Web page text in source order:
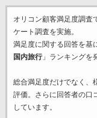
オリコン顧客満足度調査
ケート調査を実施。
満足度に関する回答を基
国内旅行」ランキングを
総合満足度だけでなく、
評価。さらに回答者の口
しています。